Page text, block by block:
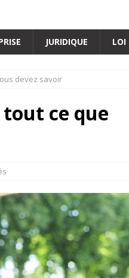
JURIDIQUE LOI
devez savoir
ce que